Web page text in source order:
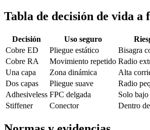
Tabla de decisión de vida a
Decisión Uso seguro
Cobre ED
Pliegue estático Bisagra
Cobre RA
Movimiento repetido Radio
Una capa
Zona dinámica Alta
Dos capas
Pliegue suave Radio
Adhesiveless FPC delgada Solo bajo
Stiffener
Conector Dentro